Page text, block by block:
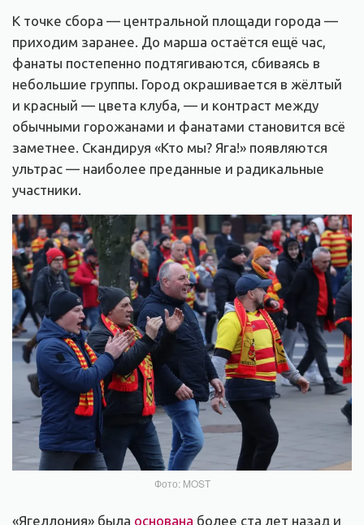
К точке сбора — центральной площади города —
приходим заранее. До марша остаётся ещё час,
фанаты постепенно подтягиваются, сбиваясь в
небольшие группы. Город окрашивается в жёлтый
и красный — цвета клуба, — и контраст между
обычными горожанами и фанатами становится всё
заметнее. Скандируя «Кто мы? Яга!» появляются
ультрас — наиболее преданные и радикальные
участники.
Фото: MOST
«Ягеллония» была основана более ста лет назад и